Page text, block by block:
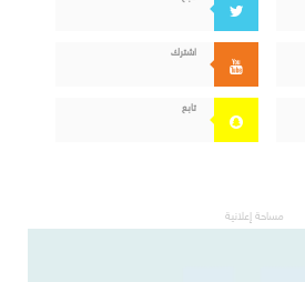
اشترك
تابع
مساحة إعلانية